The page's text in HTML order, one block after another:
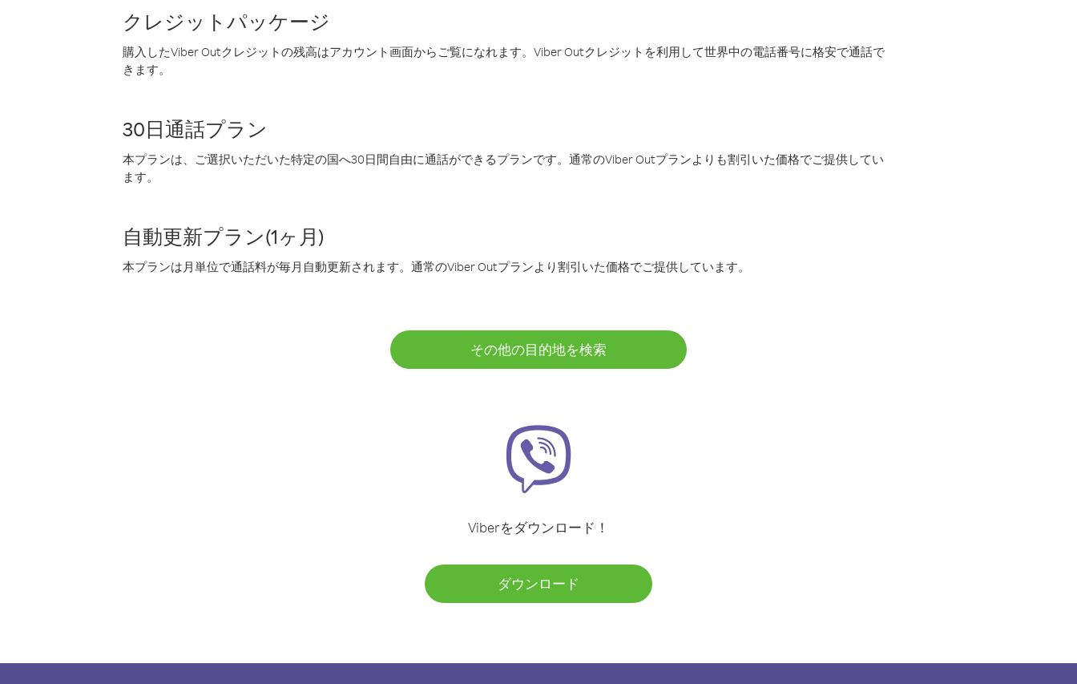
クレジットパッケージ
購入したViber Outクレジットの残高はアカウント画面からご覧になれます。Viber Outクレジットを利用して世界中の電話番号に格安で通話で
きます。
30日通話プラン
本プランは、ご選択いただいた特定の国へ30日間自由に通話ができるプランです。通常のViber Outプランよりも割引いた価格でご提供してい
ます。
自動更新プラン(1ヶ月)
本プランは月単位で通話料が毎月自動更新されます。通常のViber Outプランより割引いた価格でご提供しています。
その他の目的地を検索
Viberをダウンロード！
ダウンロード